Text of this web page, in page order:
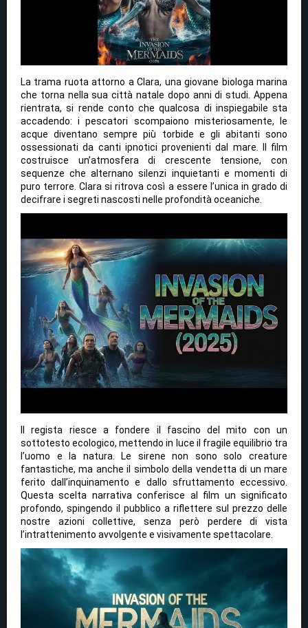
La trama ruota attorno a Clara, una giovane biologa marina
che torna nella sua città natale dopo anni di studi. Appena
rientrata, si rende conto che qualcosa di inspiegabile sta
accadendo: i pescatori scompaiono misteriosamente, le
acque diventano sempre più torbide e gli abitanti sono
ossessionati da canti ipnotici provenienti dal mare. Il film
costruisce un’atmosfera di crescente tensione, con
sequenze che alternano silenzi inquietanti e momenti di
puro terrore. Clara si ritrova così a essere l’unica in grado di
decifrare i segreti nascosti nelle profondità oceaniche.
Il regista riesce a fondere il fascino del mito con un
sottotesto ecologico, mettendo in luce il fragile equilibrio tra
l’uomo e la natura. Le sirene non sono solo creature
fantastiche, ma anche il simbolo della vendetta di un mare
ferito dall’inquinamento e dallo sfruttamento eccessivo.
Questa scelta narrativa conferisce al film un significato
profondo, spingendo il pubblico a riflettere sul prezzo delle
nostre azioni collettive, senza però perdere di vista
l’intrattenimento avvolgente e visivamente spettacolare.